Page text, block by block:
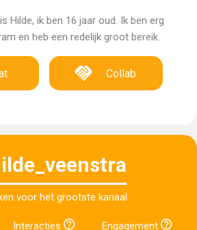
Hilde, ik ben 16 jaar oud. Ik ben erg
en heb een redelijk groot bereik.
Collab
voor het grootste kanaal
Interacties Engagement